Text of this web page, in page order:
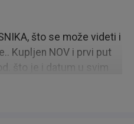
što se može videti i
Kupljen NOV i prvi put
što je i datum u svim
iz fabrike u decembru